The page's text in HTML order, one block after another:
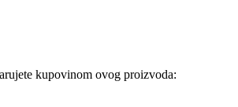
kupovinom ovog proizvoda: